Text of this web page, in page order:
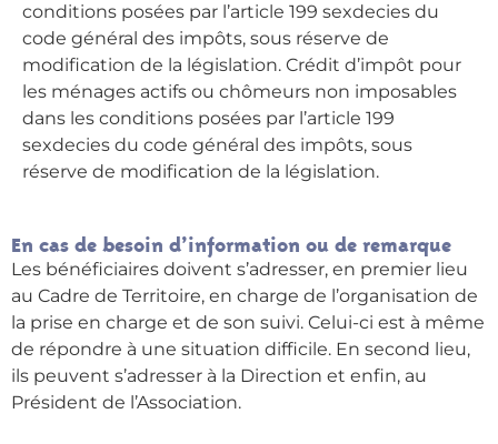
conditions posées par l’article 199 sexdecies du
code général des impôts, sous réserve de
modification de la législation. Crédit d’impôt pour
les ménages actifs ou chômeurs non imposables
dans les conditions posées par l’article 199
sexdecies du code général des impôts, sous
réserve de modification de la législation.
En cas de besoin d’information ou de remarque
Les bénéficiaires doivent s’adresser, en premier lieu
au Cadre de Territoire, en charge de l’organisation de
la prise en charge et de son suivi. Celui-ci est à même
de répondre à une situation difficile. En second lieu,
ils peuvent s’adresser à la Direction et enfin, au
Président de l’Association.